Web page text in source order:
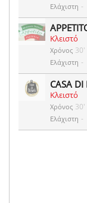
Ελάχιστη -
Κλειστό
Χρόνος 30'
Ελάχιστη -
CASA DI
Κλειστό
Χρόνος 30'
Ελάχιστη -